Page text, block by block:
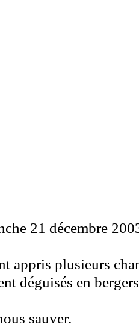
21 décembre
appris plusieurs
déguisés en
sauver.